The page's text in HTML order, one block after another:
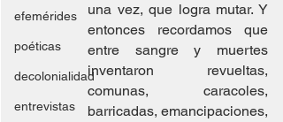
efemérides
poéticas
decolonialidad
entrevistas
una vez, que logra mutar. Y
entonces recordamos que
entre sangre y muertes
inventaron revueltas,
comunas, caracoles,
barricadas, emancipaciones,